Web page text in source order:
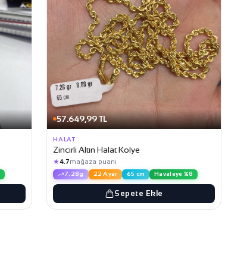
57.649,99 TL
HALAT
Zincirli Altın Halat Kolye
★4.7mağaza puanı
7.28g 22 Ayar 65 cm Havaleye %8
Sepete Ekle